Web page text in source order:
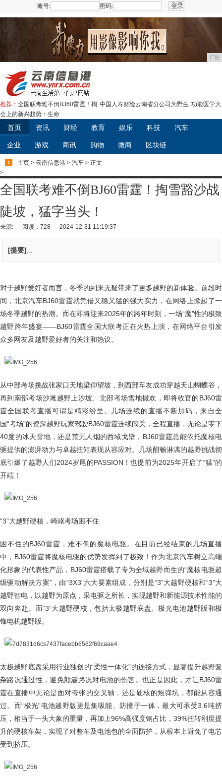
账号: 密码:
广告
推荐： 全国联考难不倒BJ60雷霆！掏 中国人寿财险云南省分公司为野生 功能医学大
会上的新兴趋势：生命
首页 资讯 财经 教育 娱乐 科技 汽车
企业 游戏 商讯 购物 微商 区块链
主页 > 云南信息港 > 汽车 > 正文
>
全国联考难不倒BJ60雷霆！掏雪豁沙战
陡坡，猛字当头！
来源: 阅读：728 2024-12-31 11:19:37
[提要]
对于越野爱好者而言，冬季的到来无疑带来了更多越野的新体验。前段时
间，北京汽车BJ60雷霆就凭借又稳又猛的强大实力，在网络上掀起了一
场冬季越野的热潮。而在即将迎来2025年的跨年时刻，一场“魔”性的极致
越野跨年盛宴——BJ60雷霆全国大联考正在火热上演，在网络平台引发
众多网友及越野爱好者的关注和热议。
从中部考场挑战张家口天地梁仰望坡，到西部车友成功穿越天山蝴蝶谷，
再到南部考场沙滩越野上沙坡、北部考场雪地撒欢，即将收官的BJ60雷
霆全国联考直播可谓是精彩纷呈。几场连续的直播不断加码，来自全
国“考场”的资深越野玩家驾驶BJ60雷霆连续闯关，全程直播，无论是零下
40度的冰天雪地，还是荒无人烟的西域戈壁，BJ60雷霆总能依托魔核电
驱提供的澎湃动力与卓越扭矩表现从容应对。几场酣畅淋漓的越野挑战彻
底引爆了越野人们2024岁尾的PASSION！也提前为2025年开启了“猛”的
开端！
“3”大越野硬核，崎岖考场困不住
困不住的BJ60雷霆，难不倒的魔核电驱。在目前已经结束的几场直播
中，BJ60雷霆将魔核电驱的优势发挥到了极致！作为北京汽车树立高端
化形象的代表性产品，BJ60雷霆搭载了专为全域越野而生的“魔核电驱超
级驱动解决方案”，由“3X3”六大要素组成，分别是“3”大越野硬核和“3”大
越野智电，以越野为原点，采电驱之所长，实现越野和新能源技术性能的
双向奔赴。而“3”大越野硬核，包括太极越野底盘、极光电池越野版和极
锋电机越野版。
太极越野底盘采用行业独创的“柔性一体化”的连接方式，显著提升越野复
杂路况通过性，避免颠簸路况对电池的伤害。也正是因此，才让BJ60雷
霆在直播中无论是面对夸张的交叉轴，还是硬核的炮弹坑，都能从容通
过。而“极光”电池越野版更是集吸能、防撞于一体，最大可承受3.6吨挤
压，相当于一头大象的重量，再加上96%高强度钢占比，39%扭转刚度提
升的硬核车架，实现了对整车及电池包的全面防护，从根本上避免了电芯
受到挤压。